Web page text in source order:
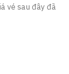
vé sau đây đã